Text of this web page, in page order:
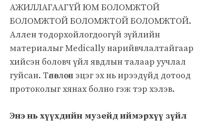
АЖИЛЛАГААГҮЙ ЮМ БОЛОМЖТОЙ
БОЛОМЖТОЙ БОЛОМЖТОЙ БОЛОМЖТОЙ.
Аллен тодорхойлогдоогүй зүйлийн
материалыг Medically нарийвчлалтайгаар
хийсэн боловч үйл явдлын талаар уучлал
гуйсан. Төлөвлөсөн эцэг эх нь ирээдүйд дотоод
протоколыг хянах болно гэж тэр хэлэв.
Энэ нь хүүхдийн музейд иймэрхүү зүйл